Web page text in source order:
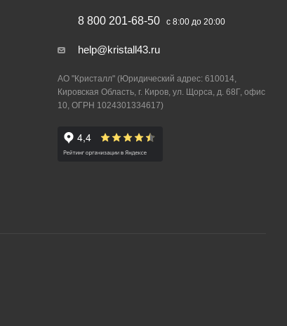
8 800 201-68-50 с 8:00 до 20:00
help@kristall43.ru
АО "Кристалл" (Юридический адрес: 610014,
Кировская Область, г. Киров, ул. Щорса, д. 68Г, офис
10, ОГРН 1024301334617)